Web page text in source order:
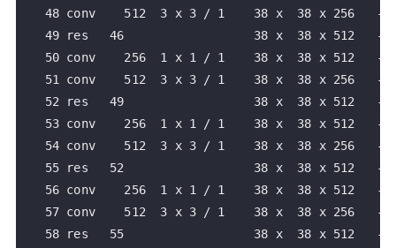
48 conv    512  3 x 3 / 1    38 x  38 x 256   -
49 res   46                  38 x  38 x 512   ->
50 conv    256  1 x 1 / 1    38 x  38 x 512   -
51 conv    512  3 x 3 / 1    38 x  38 x 256   -
52 res   49                  38 x  38 x 512   ->
53 conv    256  1 x 1 / 1    38 x  38 x 512   -
54 conv    512  3 x 3 / 1    38 x  38 x 256   -
55 res   52                  38 x  38 x 512   ->
56 conv    256  1 x 1 / 1    38 x  38 x 512   -
57 conv    512  3 x 3 / 1    38 x  38 x 256   -
58 res   55                  38 x  38 x 512   ->